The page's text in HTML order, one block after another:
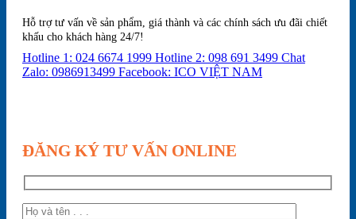
Hỗ trợ tư vấn về sản phẩm, giá thành và các chính sách ưu đãi chiết
khấu cho khách hàng 24/7!
Hotline 1: 024 6674 1999 Hotline 2: 098 691 3499 Chat
Zalo: 0986913499 Facebook: ICO VIỆT NAM
ĐĂNG KÝ TƯ VẤN ONLINE